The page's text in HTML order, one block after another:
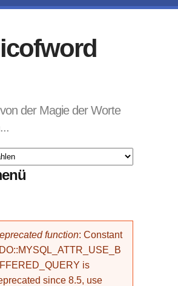
der Magie der Worte
function: Constant
is
since 8.5, use